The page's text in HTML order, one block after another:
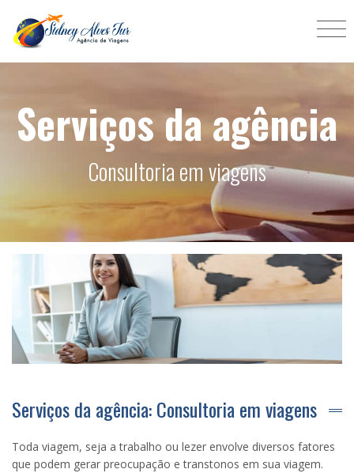
Serviços da agência
Consultoria em viagens
Serviços da agência: Consultoria em viagens
Toda viagem, seja a trabalho ou lezer envolve diversos fatores
que podem gerar preocupação e transtonos em sua viagem.